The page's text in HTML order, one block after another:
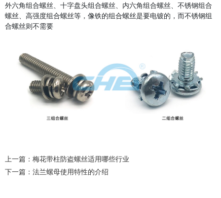
外六角组合螺丝、十字盘头组合螺丝、内六角组合螺丝、不锈钢组合
螺丝、高强度组合螺丝等，像铁的组合螺丝是要电镀的，而不锈钢组
合螺丝则不需要
上一篇： 梅花带柱防盗螺丝适用哪些行业
下一篇： 法兰螺母使用特性的介绍